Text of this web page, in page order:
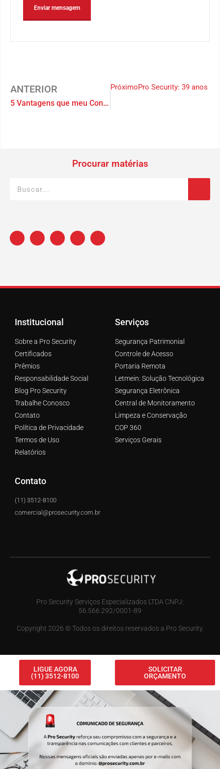
ANTERIOR
5 Vantagens que meu Condomínio adquire ao escolher a Pro Security
PróximoPro Security: 39 anos
Procurar matérias
Institucional
Sobre a Pro Security
Certificados
Prêmios
Responsabilidade Social
Blog Pro Security
Trabalhe Conosco
Contato
Política de Privacidade
Termos de Uso
Relatórios
Serviços
Segurança Patrimonial
Controle de Acesso
Portaria Remota
Letmein: Solução Tecnológica
Segurança Eletrônica
Central de Monitoramento
Limpeza e Conservação
COP 360
Serviços Gerais
Contato
(11) 3512-8100
comercial@prosecurity.com.br
Pro Security Serviços Especializados LTDA CNPJ:
56.566.292/0001-89
Copyright 2026 © Todos os direitos reservados a Pro Security.
LIGUE AGORA
(11) 3512-8100
SOLICITAR
ORÇAMENTO